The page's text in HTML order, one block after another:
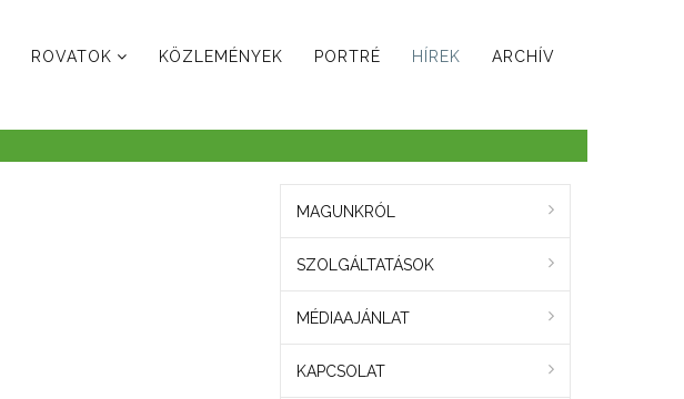
ROVATOK KÖZLEMÉNYEK PORTRÉ HÍREK ARCHÍV
MAGUNKRÓL
SZOLGÁLTATÁSOK
MÉDIAAJÁNLAT
KAPCSOLAT